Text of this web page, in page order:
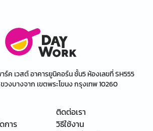
าร์ค เวสต์ อาคารยูนิคอร์น ชั้น5 ห้องเลขที่ SH555
งบางจาก เขตพระโขนง กรุงเทพ 10260
การ
ติดต่อเรา
วิธีใช้งาน